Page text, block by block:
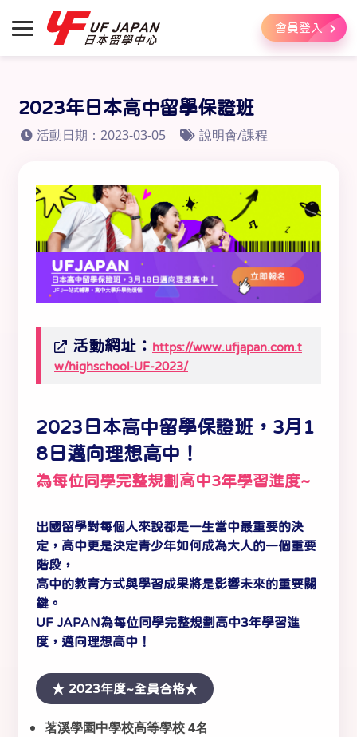
會員登入
2023年日本高中留學保證班
活動日期：2023-03-05 說明會/課程
活動網址：
https://www.ufjapan.com.t
w/highschool-UF-2023/
2023日本高中留學保證班，3月1
8日邁向理想高中！
為每位同學完整規劃高中3年學習進度~
出國留學對每個人來說都是一生當中最重要的決
定，高中更是決定青少年如何成為大人的一個重要
階段，
高中的教育方式與學習成果將是影響未來的重要關
鍵。
UF JAPAN為每位同學完整規劃高中3年學習進
度，邁向理想高中！
★ 2023年度~全員合格★
茗溪學園中學校高等學校 4名